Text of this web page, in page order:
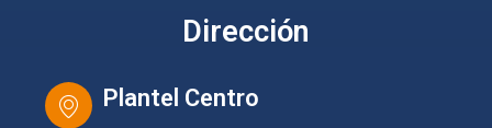
Dirección
Plantel Centro